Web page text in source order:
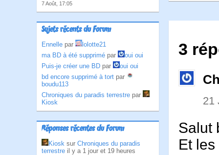
7 Août, 17:05
Sujets récents du Forum
Ennelle par
lolotte21
ma BD à été supprimé par
oui oui
Puis-je créer une BD par
oui oui
bd encore supprimé à tort par
boudu113
Chroniques du paradis terrestre par
Kiosk
Réponses récentes du Forum
Kiosk sur Chroniques du paradis
terrestre il y a 1 jour et 19 heures
3
21
Salut
Et